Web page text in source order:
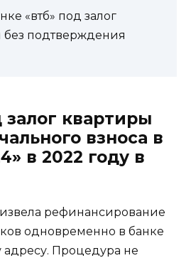
«втб» под залог
подтверждения
залог квартиры
взноса в
в 2022 году в
рефинансирование
одновременно в банке
адресу. Процедура не